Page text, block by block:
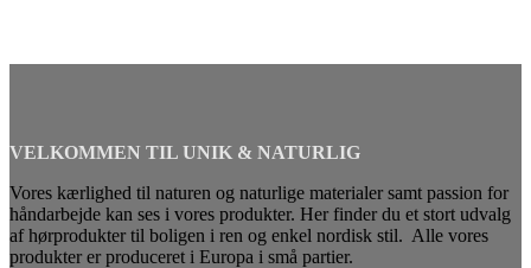
VELKOMMEN TIL UNIK & NATURLIG
Vores kærlighed til naturen og naturlige materialer samt passion for
håndarbejde kan ses i vores produkter. Her finder du et stort udvalg
af hørprodukter til boligen i ren og enkel nordisk stil. Alle vores
produkter er produceret i Europa i små partier.